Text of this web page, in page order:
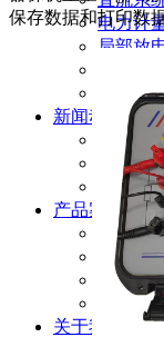
电力计
局部放
新闻动态
公司动
行业资
解决方
产品案例
指导书
培训方
详情案
实用工
关于我们
保存数据和打印数